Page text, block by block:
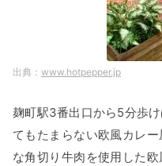
www.hotpepper.jp
麹町駅3番出口から5分歩
てもたまらない欧風カレ
な角切り牛肉を使用した